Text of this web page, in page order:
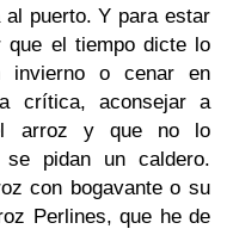
puerto. Y para estar
el tiempo dicte lo
o cenar en
crítica, aconsejar a
arroz y que no lo
se pidan un caldero.
con bogavante o su
Perlines, que he de